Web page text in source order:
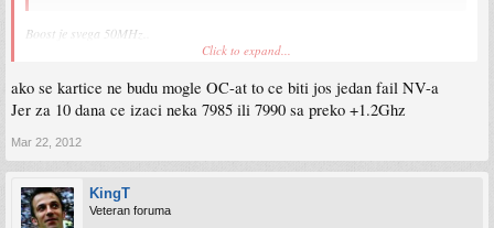
Boost je svega 50MHz..
Click to expand...
ako se kartice ne budu mogle OC-at to ce biti jos jedan fail NV-a
Jer za 10 dana ce izaci neka 7985 ili 7990 sa preko +1.2Ghz
Mar 22, 2012
KingT
Veteran foruma